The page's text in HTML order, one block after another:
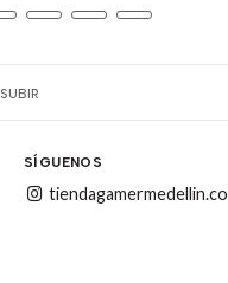
SUBIR
SÍGUENOS
tiendagamermedellin.co